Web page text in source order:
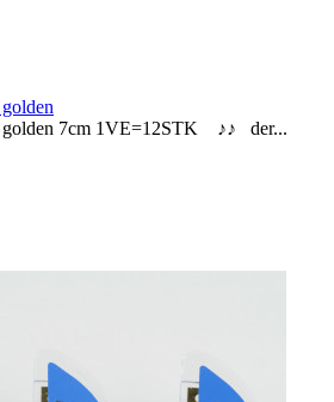
golden 7cm 1VE=12STK ♪♪ der...